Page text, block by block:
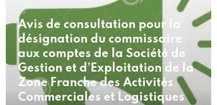
Avis de consultation pour la
désignation du commissaire
aux comptes de la Société de
Gestion et d’Exploitation de la
Zone Franche des Activités
Commerciales et Logistiques